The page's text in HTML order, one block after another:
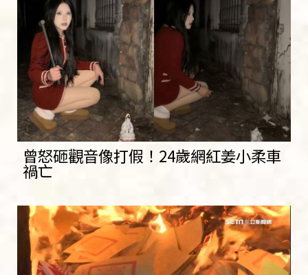
曾怒砸觀音像打假！24歲網紅姜小柔車
禍亡